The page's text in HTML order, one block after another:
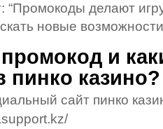
“Промокоды делают
новые
и
пинко казино?
сайт пинко